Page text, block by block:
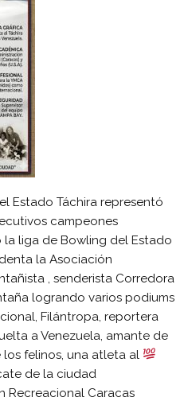
Estado Táchira representó
campeones
liga de Bowling del Estado
la Asociación
, senderista Corredora
logrando varios podiums
Filántropa, reportera
a Venezuela, amante de
felinos, una atleta al
de la ciudad
Recreacional Caracas